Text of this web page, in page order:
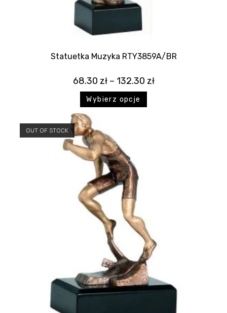
Statuetka Muzyka RTY3859A/BR
68.30 zł – 132.30 zł
Wybierz opcje
OUT OF STOCK